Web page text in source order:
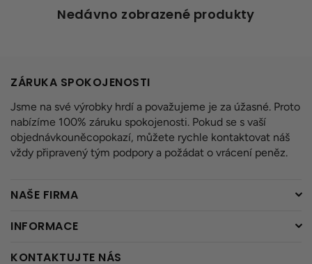
Nedávno zobrazené produkty
ZÁRUKA SPOKOJENOSTI
Jsme na své výrobky hrdí a považujeme je za úžasné. Proto
nabízíme 100% záruku spokojenosti. Pokud se s vaší
objednávkouněcopokazí, můžete rychle kontaktovat náš
vždy připravený tým podpory a požádat o vrácení peněz.
NAŠE FIRMA
INFORMACE
KONTAKTUJTE NÁS